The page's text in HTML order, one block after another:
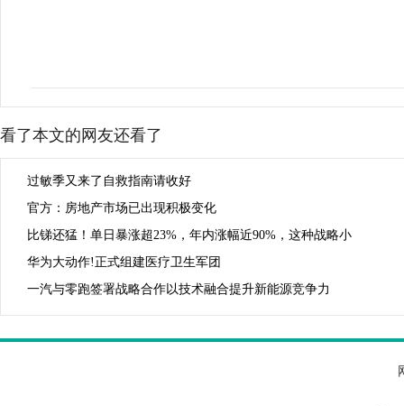
看了本文的网友还看了
过敏季又来了自救指南请收好
官方：房地产市场已出现积极变化
比锑还猛！单日暴涨超23%，年内涨幅近90%，这种战略小
华为大动作!正式组建医疗卫生军团
一汽与零跑签署战略合作以技术融合提升新能源竞争力